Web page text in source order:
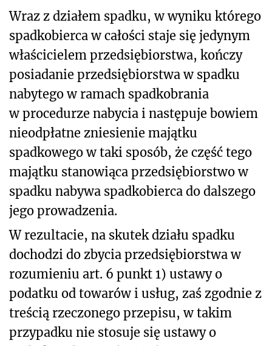
Wraz z działem spadku, w wyniku którego
spadkobierca w całości staje się jedynym
właścicielem przedsiębiorstwa, kończy
posiadanie przedsiębiorstwa w spadku
nabytego w ramach spadkobrania
w procedurze nabycia i następuje bowiem
nieodpłatne zniesienie majątku
spadkowego w taki sposób, że część tego
majątku stanowiąca przedsiębiorstwo w
spadku nabywa spadkobierca do dalszego
jego prowadzenia.
W rezultacie, na skutek działu spadku
dochodzi do zbycia przedsiębiorstwa w
rozumieniu art. 6 punkt 1) ustawy o
podatku od towarów i usług, zaś zgodnie z
treścią rzeczonego przepisu, w takim
przypadku nie stosuje się ustawy o